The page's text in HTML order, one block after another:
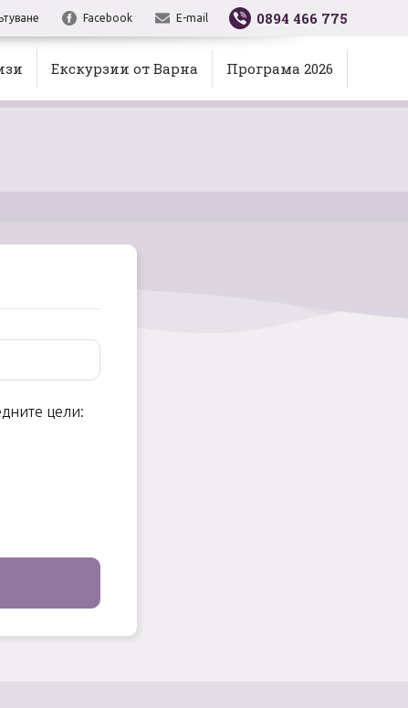
Facebook E-mail 0894 466 775
Екскурзии от Варна Програма 2026
цели: